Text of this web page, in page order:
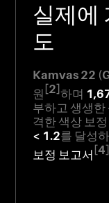
실제에
도
Kamvas 22
원 [2]하며
부하고 생생한
격한 색상 보
< 1.2를 달성
보정 보고서 [4]